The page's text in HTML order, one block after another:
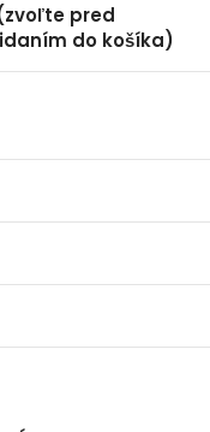
pred
do košíka)